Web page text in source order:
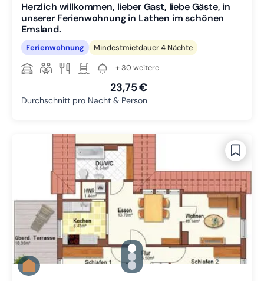
Herzlich willkommen, lieber Gast, liebe Gäste, in
unserer Ferienwohnung in Lathen im schönen
Emsland.
Ferienwohnung Mindestmietdauer 4 Nächte
+ 30 weitere
23,75 €
Durchschnitt pro Nacht & Person
gallery.slide_selector
Zu Slide 1 wechseln
Zu Slide 2 wechseln
Zu Slide 3 wechseln